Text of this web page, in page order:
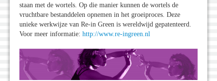
staan met de wortels. Op die manier kunnen de wortels de
vruchtbare bestanddelen opnemen in het groeiproces. Deze
unieke werkwijze van Re-in Green is wereldwijd gepatenteerd.
Voor meer informatie: http://www.re-ingreen.nl